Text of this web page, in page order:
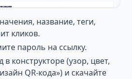
название, теги,
кликов.
пароль на ссылку.
конструкторе (узор, цвет,
QR-кода») и скачайте